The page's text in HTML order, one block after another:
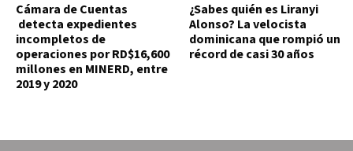
Cámara de Cuentas
detecta expedientes
incompletos de
operaciones por RD$16,600
millones en MINERD, entre
2019 y 2020
¿Sabes quién es Liranyi
Alonso? La velocista
dominicana que rompió un
récord de casi 30 años